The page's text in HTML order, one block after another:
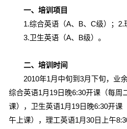
一、培训项目
1.综合英语（A、B、C级）；2.
3.卫生英语（A、B级）。
二、培训时间
2010年1月中旬到3月下旬，业余
综合英语1月19日晚6:30开课（每周
课），卫生英语1月19日晚6:30开课
午上课），理工英语1月30日上午